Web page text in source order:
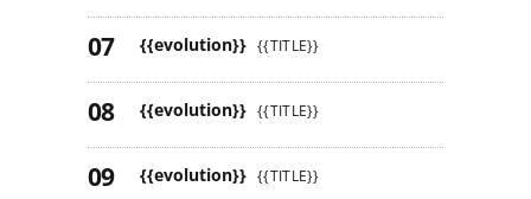
{{evolution}} {{TITLE}}
{{evolution}} {{TITLE}}
{{evolution}} {{TITLE}}